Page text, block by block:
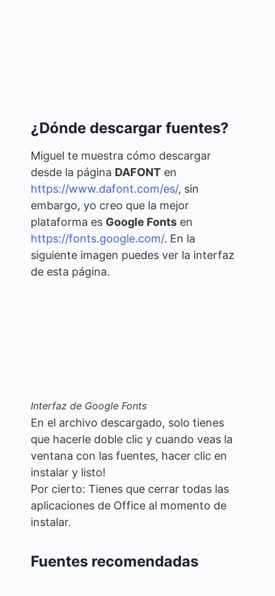
¿Dónde descargar fuentes?
Miguel te muestra cómo descargar
desde la página DAFONT en
https://www.dafont.com/es/, sin
embargo, yo creo que la mejor
plataforma es Google Fonts en
https://fonts.google.com/. En la
siguiente imagen puedes ver la interfaz
de esta página.
Interfaz de Google Fonts
En el archivo descargado, solo tienes
que hacerle doble clic y cuando veas la
ventana con las fuentes, hacer clic en
instalar y listo!
Por cierto: Tienes que cerrar todas las
aplicaciones de Office al momento de
instalar.
Fuentes recomendadas